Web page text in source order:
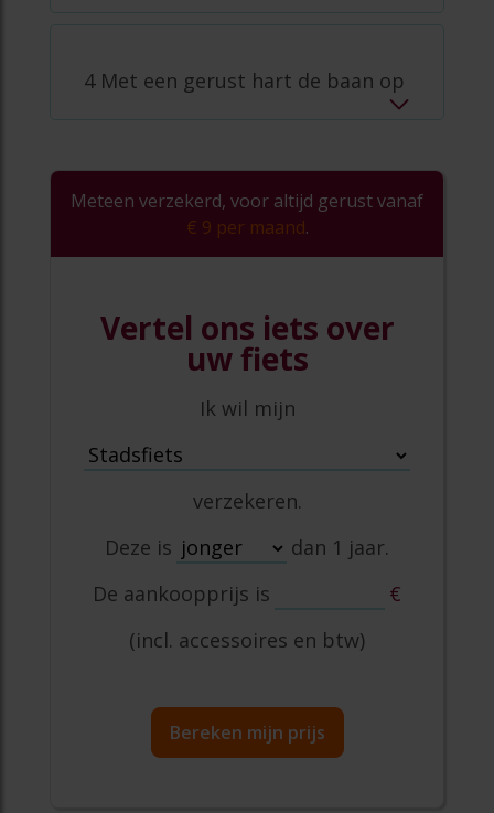
4 Met een gerust hart de baan op
Meteen verzekerd, voor altijd gerust vanaf
€ 9 per maand.
Vertel ons iets over
uw fiets
Ik wil mijn
verzekeren.
Deze is
dan 1 jaar.
De aankoopprijs is
€
(incl. accessoires en btw)
Bereken mijn prijs